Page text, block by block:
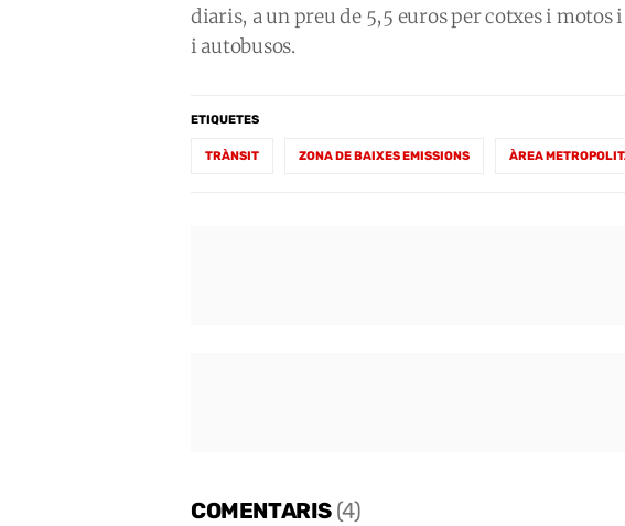
diaris, a un preu de 5,5 euros per cotxes i motos
i autobusos.
ETIQUETES
TRÀNSIT ZONA DE BAIXES EMISSIONS ÀREA
COMENTARIS (4)